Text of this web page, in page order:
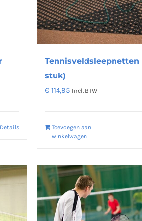
optie
kan
gekozen
Details
Tennisveldsleepnetten
stuk)
€ 114,95 Incl. BTW
Toevoegen aan
winkelwagen